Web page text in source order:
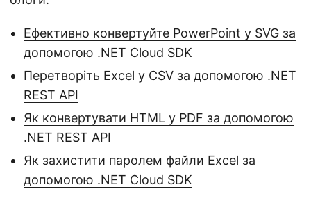
Ефективно конвертуйте PowerPoint у SVG за
допомогою .NET Cloud SDK
Перетворіть Excel у CSV за допомогою .NET
REST API
Як конвертувати HTML у PDF за допомогою
.NET REST API
Як захистити паролем файли Excel за
допомогою .NET Cloud SDK